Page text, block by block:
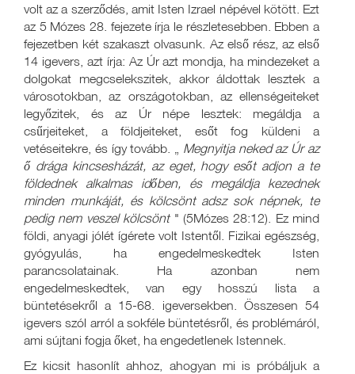
volt az a szerződés, amit Isten Izrael népével kötött. Ezt
az 5 Mózes 28. fejezete írja le részletesebben. Ebben a
fejezetben két szakaszt olvasunk. Az első rész, az első
14 igevers, azt írja: Az Úr azt mondja, ha mindezeket a
dolgokat megcselekszitek, akkor áldottak lesztek a
városotokban, az országotokban, az ellenségeiteket
legyőzitek, és az Úr népe lesztek: megáldja a
csűrjeiteket, a földjeiteket, esőt fog küldeni a
vetéseitekre, és így tovább. „ Megnyitja neked az Úr az
ő drága kincsesházát, az eget, hogy esőt adjon a te
földednek alkalmas időben, és megáldja kezednek
minden munkáját, és kölcsönt adsz sok népnek, te
pedig nem veszel kölcsönt " (5Mózes 28:12). Ez mind
földi, anyagi jólét ígérete volt Istentől. Fizikai egészség,
gyógyulás, ha engedelmeskedtek Isten
parancsolatainak. Ha azonban nem
engedelmeskedtek, van egy hosszú lista a
büntetésekről a 15-68. igeversekben. Összesen 54
igevers szól arról a sokféle büntetésről, és problémáról,
ami sújtani fogja őket, ha engedetlenek Istennek.
Ez kicsit hasonlít ahhoz, ahogyan mi is próbáljuk a